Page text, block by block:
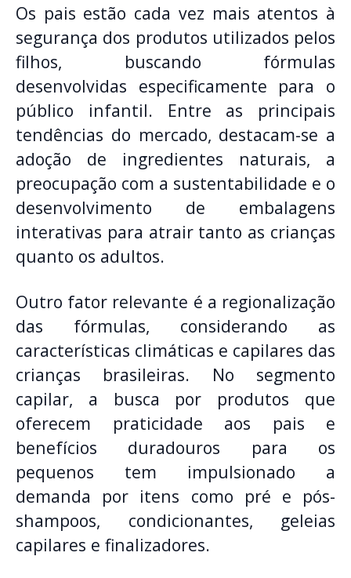
Os pais estão cada vez mais atentos à
segurança dos produtos utilizados pelos
filhos, buscando fórmulas
desenvolvidas especificamente para o
público infantil. Entre as principais
tendências do mercado, destacam-se a
adoção de ingredientes naturais, a
preocupação com a sustentabilidade e o
desenvolvimento de embalagens
interativas para atrair tanto as crianças
quanto os adultos.
Outro fator relevante é a regionalização
das fórmulas, considerando as
características climáticas e capilares das
crianças brasileiras. No segmento
capilar, a busca por produtos que
oferecem praticidade aos pais e
benefícios duradouros para os
pequenos tem impulsionado a
demanda por itens como pré e pós-
shampoos, condicionantes, geleias
capilares e finalizadores.